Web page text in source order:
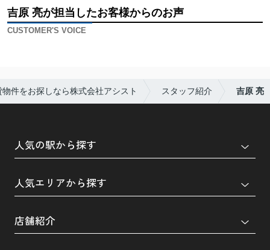
吉原 亮が担当したお客様からのお声
CUSTOMER'S VOICE
件をお探しなら株式会社アシスト スタッフ紹介 吉原 亮
人気の駅から探す
人気エリアから探す
店舗紹介